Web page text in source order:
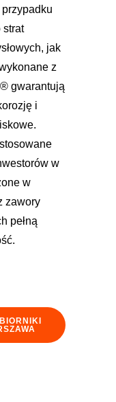
strat
jak
z
gwarantują
i
w
w
zawory
pełną